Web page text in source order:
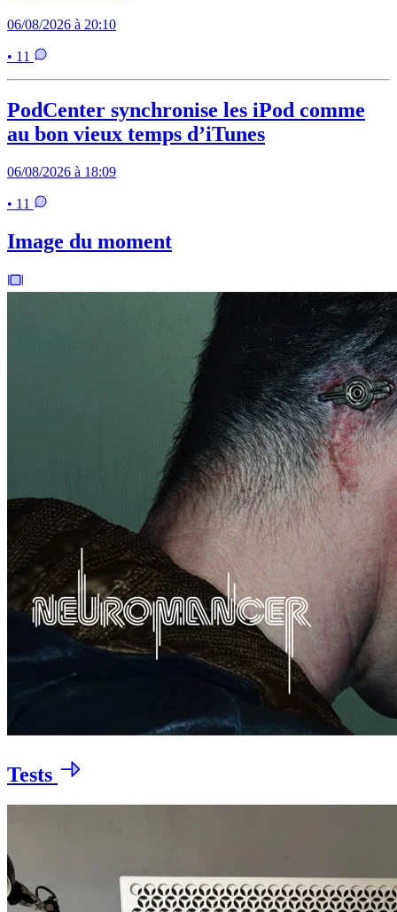
06/08/2026 à 20:10
• 11
PodCenter synchronise les iPod comme
au bon vieux temps d’iTunes
06/08/2026 à 18:09
• 11
Image du moment
Tests